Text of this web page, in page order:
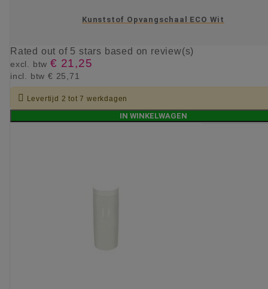
Kunststof Opvangschaal ECO Wit
Rated out of 5 stars based on review(s)
excl. btw € 21,25
incl. btw € 25,71
 Levertijd 2 tot 7 werkdagen
IN WINKELWAGEN